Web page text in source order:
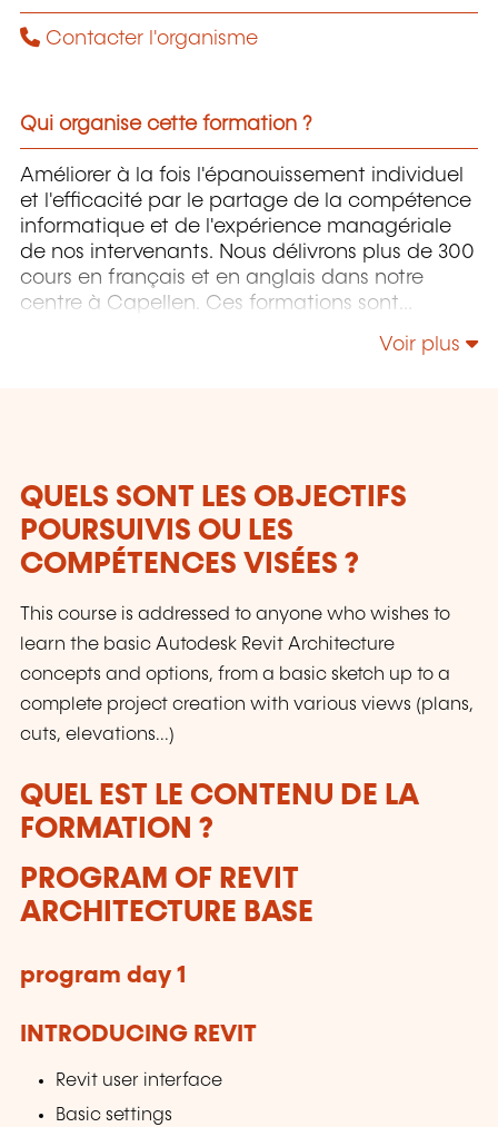
Contacter l'organisme
Qui organise cette formation ?
Améliorer à la fois l'épanouissement individuel
et l'efficacité par le partage de la compétence
informatique et de l'expérience managériale
de nos intervenants. Nous délivrons plus de 300
cours en français et en anglais dans notre
centre à Capellen. Ces formations sont
project management, gouvernance et softskills.
Voir plus
QUELS SONT LES OBJECTIFS
POURSUIVIS OU LES
COMPÉTENCES VISÉES ?
This course is addressed to anyone who wishes to
learn the basic Autodesk Revit Architecture
concepts and options, from a basic sketch up to a
complete project creation with various views (plans,
cuts, elevations...)
QUEL EST LE CONTENU DE LA
FORMATION ?
PROGRAM OF REVIT
ARCHITECTURE BASE
program day 1
INTRODUCING REVIT
Revit user interface
Basic settings